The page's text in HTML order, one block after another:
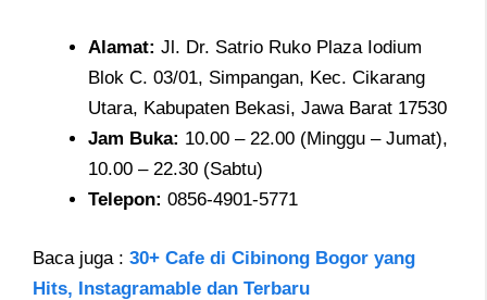
Alamat: Jl. Dr. Satrio Ruko Plaza Iodium
Blok C. 03/01, Simpangan, Kec. Cikarang
Utara, Kabupaten Bekasi, Jawa Barat 17530
Jam Buka: 10.00 – 22.00 (Minggu – Jumat),
10.00 – 22.30 (Sabtu)
Telepon: 0856-4901-5771
Baca juga : 30+ Cafe di Cibinong Bogor yang
Hits, Instagramable dan Terbaru